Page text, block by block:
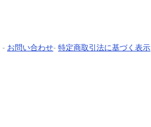
- お問い合わせ- 特定商取引法に基づく表示